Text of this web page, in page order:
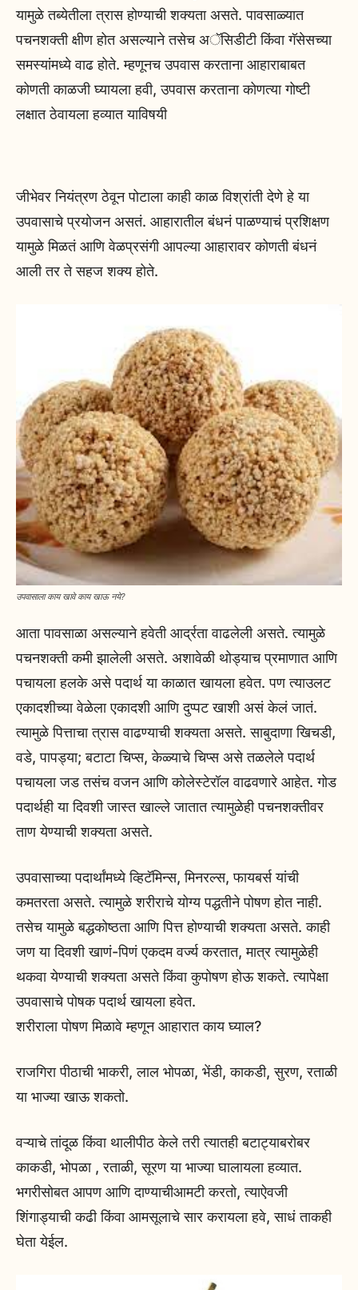
यामुळे तब्येतीला त्रास होण्याची शक्यता असते. पावसाळ्यात
पचनशक्ती क्षीण होत असल्याने तसेच अॅसिडीटी किंवा गॅसेसच्या
समस्यांमध्ये वाढ होते. म्हणूनच उपवास करताना आहाराबाबत
कोणती काळजी घ्यायला हवी, उपवास करताना कोणत्या गोष्टी
लक्षात ठेवायला हव्यात याविषयी
जीभेवर नियंत्रण ठेवून पोटाला काही काळ विश्रांती देणे हे या
उपवासाचे प्रयोजन असतं. आहारातील बंधनं पाळण्याचं प्रशिक्षण
यामुळे मिळतं आणि वेळप्रसंगी आपल्या आहारावर कोणती बंधनं
आली तर ते सहज शक्य होते.
उपवासाला काय खावे काय खाऊ नये?
आता पावसाळा असल्याने हवेती आर्द्रता वाढलेली असते. त्यामुळे
पचनशक्ती कमी झालेली असते. अशावेळी थोड्याच प्रमाणात आणि
पचायला हलके असे पदार्थ या काळात खायला हवेत. पण त्याउलट
एकादशीच्या वेळेला एकादशी आणि दुप्पट खाशी असं केलं जातं.
त्यामुळे पित्ताचा त्रास वाढण्याची शक्यता असते. साबुदाणा खिचडी,
वडे, पापड्या; बटाटा चिप्स, केळ्याचे चिप्स असे तळलेले पदार्थ
पचायला जड तसंच वजन आणि कोलेस्टेरॉल वाढवणारे आहेत. गोड
पदार्थही या दिवशी जास्त खाल्ले जातात त्यामुळेही पचनशक्तीवर
ताण येण्याची शक्यता असते.
उपवासाच्या पदार्थांमध्ये व्हिटॅमिन्स, मिनरल्स, फायबर्स यांची
कमतरता असते. त्यामुळे शरीराचे योग्य पद्धतीने पोषण होत नाही.
तसेच यामुळे बद्धकोष्ठता आणि पित्त होण्याची शक्यता असते. काही
जण या दिवशी खाणं-पिणं एकदम वर्ज्य करतात, मात्र त्यामुळेही
थकवा येण्याची शक्यता असते किंवा कुपोषण होऊ शकते. त्यापेक्षा
उपवासाचे पोषक पदार्थ खायला हवेत.
शरीराला पोषण मिळावे म्हणून आहारात काय घ्याल?
राजगिरा पीठाची भाकरी, लाल भोपळा, भेंडी, काकडी, सुरण, रताळी
या भाज्या खाऊ शकतो.
वऱ्याचे तांदूळ किंवा थालीपीठ केले तरी त्यातही बटाट्याबरोबर
काकडी, भोपळा , रताळी, सूरण या भाज्या घालायला हव्यात.
भगरीसोबत आपण आणि दाण्याचीआमटी करतो, त्याऐवजी
शिंगाड्याची कढी किंवा आमसूलाचे सार करायला हवे, साधं ताकही
घेता येईल.